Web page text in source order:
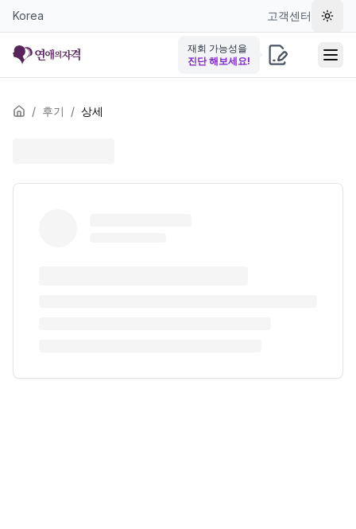
Korea 고객센터 테마
재회 가능성을
진단 해보세요!
/ 후기 / 상세